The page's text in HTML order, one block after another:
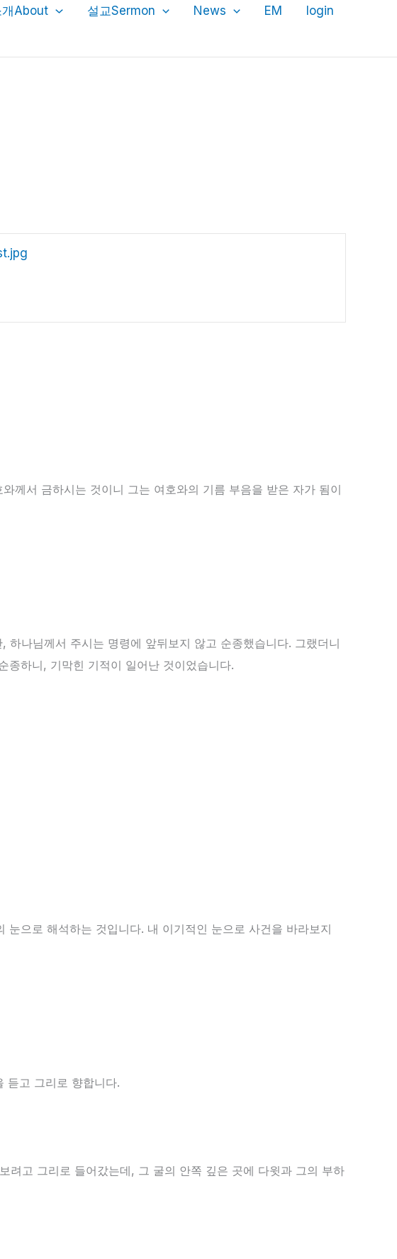
개About 설교Sermon News EM login
께서 금하시는 것이니 그는 여호와의 기름 부음을 받은 자가 됨이
나님께서 주시는 명령에 앞뒤보지 않고 순종했습니다. 그랬더니
종하니, 기막힌 기적이 일어난 것이었습니다.
으로 해석하는 것입니다. 내 이기적인 눈으로 사건을 바라보지
듣고 그리로 향합니다.
려고 그리로 들어갔는데, 그 굴의 안쪽 깊은 곳에 다윗과 그의 부하